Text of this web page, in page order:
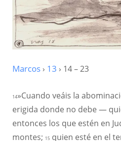
Marcos › 13 › 14 – 23
14»Cuando veáis la
erigida donde no debe —
entonces los que estén en
montes; 15 quien esté en el